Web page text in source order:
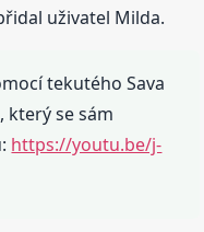
uživatel Milda.
tekutého Sava
, který se sám
https://youtu.be/j-